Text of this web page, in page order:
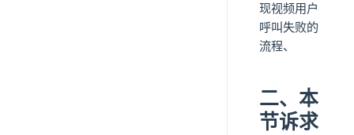
现视频用户
呼叫失败的
流程、
二、本
节诉求